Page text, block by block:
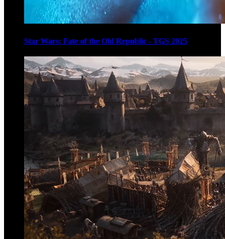
Star Wars: Fate of the Old Republic - TGS 2025